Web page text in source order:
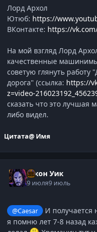
Лорд Архол
Ютюб: https://
ВКонтакте: https://
На мой взгляд Лорд
качественные
советую глянуть работу
дорога" (ссылка: https://
z=video-
сказать что это лучшая
либо видел.
Цитата@ Имя
Джон Уик
9 июля9 июль
@Caesar
И получается
я помню лет 7-8 назад